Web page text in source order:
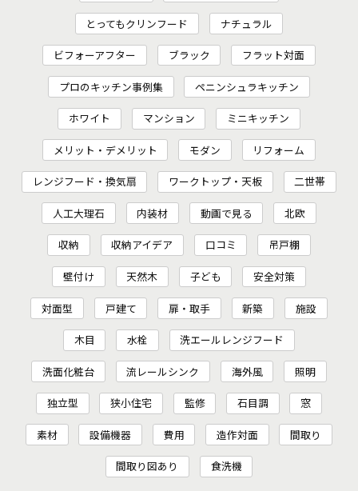
とってもクリンフード ナチュラル
ビフォーアフター ブラック フラット対面
プロのキッチン事例集 ペニンシュラキッチン
ホワイト マンション ミニキッチン
メリット・デメリット モダン リフォーム
レンジフード・換気扇 ワークトップ・天板 二世帯
人工大理石 内装材 動画で見る 北欧
収納 収納アイデア 口コミ 吊戸棚
壁付け 天然木 子ども 安全対策
対面型 戸建て 扉・取手 新築 施設
木目 水栓 洗エールレンジフード
洗面化粧台 流レールシンク 海外風 照明
独立型 狭小住宅 監修 石目調 窓
素材 設備機器 費用 造作対面 間取り
間取り図あり 食洗機